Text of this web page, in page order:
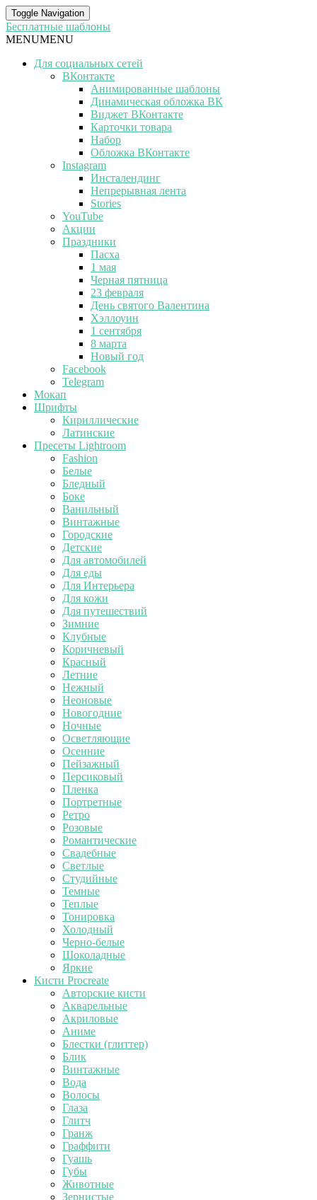
Toggle Navigation
Бесплатные шаблоны
MENUMENU
Для социальных сетей
ВКонтакте
Анимированные шаблоны
Динамическая обложка ВК
Виджет ВКонтакте
Карточки товара
Набор
Обложка ВКонтакте
Instagram
Инсталендинг
Непрерывная лента
Stories
YouTube
Акции
Праздники
Пасха
1 мая
Черная пятница
23 февраля
День святого Валентина
Хэллоуин
1 сентября
8 марта
Новый год
Facebook
Telegram
Мокап
Шрифты
Кириллические
Латинские
Пресеты Lightroom
Fashion
Белые
Бледный
Боке
Ванильный
Винтажные
Городские
Детские
Для автомобилей
Для еды
Для Интерьера
Для кожи
Для путешествий
Зимние
Клубные
Коричневый
Красный
Летние
Нежный
Неоновые
Новогодние
Ночные
Осветляющие
Осенние
Пейзажный
Персиковый
Пленка
Портретные
Ретро
Розовые
Романтические
Свадебные
Светлые
Студийные
Темные
Теплые
Тонировка
Холодный
Черно-белые
Шоколадные
Яркие
Кисти Procreate
Авторские кисти
Акварельные
Акриловые
Аниме
Блестки (глиттер)
Блик
Винтажные
Вода
Волосы
Глаза
Глитч
Гранж
Граффити
Гуашь
Губы
Животные
Зернистые